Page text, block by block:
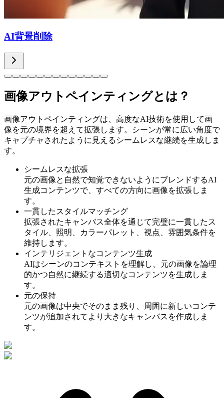
AI背景削除
画像アウトペインティングとは？
画像アウトペインティングは、高度なAI技術を使用して画
像を元の境界を超えて拡張します。シーンが常に広い角度で
キャプチャされたように見えるシームレスな継続を生成しま
す。
シームレスな拡張
元の画像と自然で知覚できないようにブレンドするAI
生成コンテンツで、すべての方向に画像を拡張しま
す。
一貫したスタイルマッチング
拡張されたキャンバス全体を通じて完璧に一貫したス
タイル、照明、カラーパレット、視点、雰囲気条件を
維持します。
インテリジェントなコンテンツ生成
AIはシーンのコンテキストを理解し、元の画像を論理
的かつ自然に継続する適切なコンテンツを生成しま
す。
元の保持
元の画像は中央でそのまま残り、周囲に新しいコンテ
ンツが追加されてより大きなキャンバスを作成しま
す。